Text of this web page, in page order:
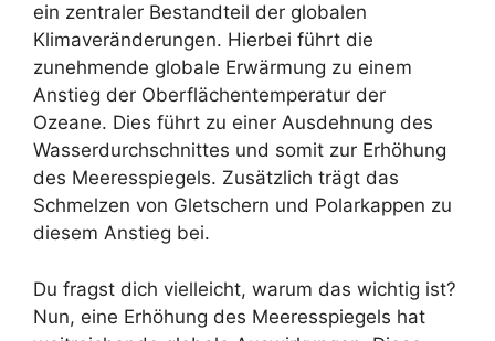
ein zentraler Bestandteil der globalen
Klimaveränderungen. Hierbei führt die
zunehmende globale Erwärmung zu einem
Anstieg der Oberflächentemperatur der
Ozeane. Dies führt zu einer Ausdehnung des
Wasserdurchschnittes und somit zur Erhöhung
des Meeresspiegels. Zusätzlich trägt das
Schmelzen von Gletschern und Polarkappen zu
diesem Anstieg bei.
Du fragst dich vielleicht, warum das wichtig ist?
Nun, eine Erhöhung des Meeresspiegels hat